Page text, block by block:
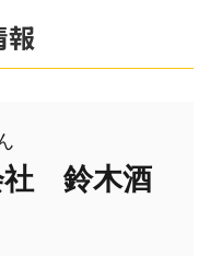
報
　鈴木酒